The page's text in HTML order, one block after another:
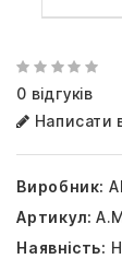
0 відгуків
Написати
Виробник:
Артикул:
Наявність: